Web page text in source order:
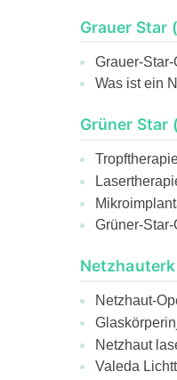
Grauer Star
Grauer-
Was ist ein
Grüner Star
Grüner-
Netzhaut-
Netzhaut
Valeda